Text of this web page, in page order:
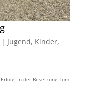
Jugend, Kinder,
In der Besetzung Tom